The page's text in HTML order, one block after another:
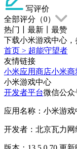
写评价
全部评分（0）
热门
最新
最赞
下载小米游戏中心，
首页 > 超能守望者
友情链接
小米应用商店小米商
小米游戏中心
开发者平台微信公众
应用名称：小米游戏
开发者：北京瓦力网